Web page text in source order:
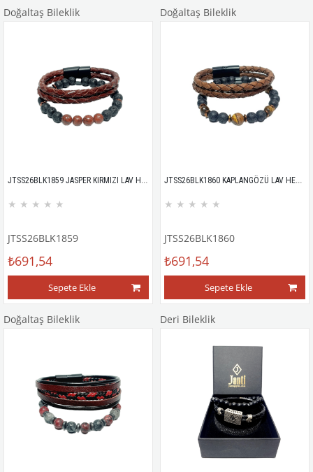
Doğaltaş Bileklik
JTSS26BLK1859 JASPER KIRMIZI LAV HEMATİT DOĞALTAŞ ESNEK ve MIKNATISLI KİLİT HAKİKİ DERİ MAZLZEME TABA SİYAH 8 MM GARANTİLİ KUTULU KOMBİN JANTİ BİLEKLİK
★ ★ ★ ★ ★
JTSS26BLK1859
₺691,54
Sepete Ekle
Doğaltaş Bileklik
JTSS26BLK1860 KAPLANGÖZÜ LAV HEMATİT DOĞALTAŞ ESNEK ve MIKNATISLI KİLİT HAKİKİ DERİ MAZLZEME KAHVERENGİ SİYAH 8 MM GARANTİLİ KUTULU KOMBİN JANTİ BİLEKLİK
★ ★ ★ ★ ★
JTSS26BLK1860
₺691,54
Sepete Ekle
Doğaltaş Bileklik Deri Bileklik